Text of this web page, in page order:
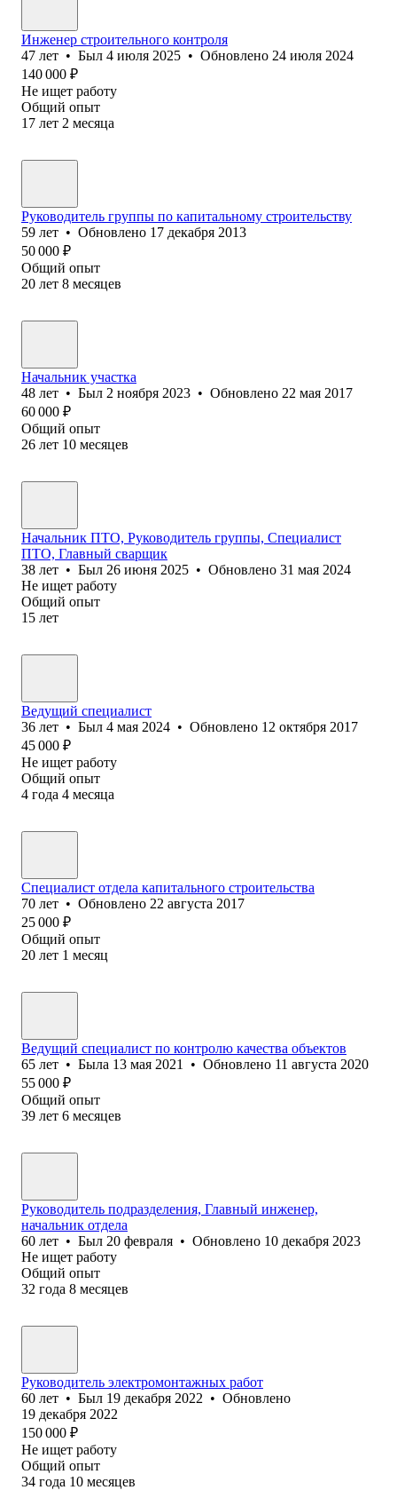
Инженер строительного контроля
47 лет • Был 4 июля 2025 • Обновлено 24 июля 2024
140 000 ₽
Не ищет работу
Общий опыт
17 лет 2 месяца
Руководитель группы по капитальному строительству
59 лет • Обновлено 17 декабря 2013
50 000 ₽
Общий опыт
20 лет 8 месяцев
Начальник участка
48 лет • Был 2 ноября 2023 • Обновлено 22 мая 2017
60 000 ₽
Общий опыт
26 лет 10 месяцев
Начальник ПТО, Руководитель группы, Специалист
ПТО, Главный сварщик
38 лет • Был 26 июня 2025 • Обновлено 31 мая 2024
Не ищет работу
Общий опыт
15 лет
Ведущий специалист
36 лет • Был 4 мая 2024 • Обновлено 12 октября 2017
45 000 ₽
Не ищет работу
Общий опыт
4 года 4 месяца
Специалист отдела капитального строительства
70 лет • Обновлено 22 августа 2017
25 000 ₽
Общий опыт
20 лет 1 месяц
Ведущий специалист по контролю качества объектов
65 лет • Была 13 мая 2021 • Обновлено 11 августа 2020
55 000 ₽
Общий опыт
39 лет 6 месяцев
Руководитель подразделения, Главный инженер,
начальник отдела
60 лет • Был 20 февраля • Обновлено 10 декабря 2023
Не ищет работу
Общий опыт
32 года 8 месяцев
Руководитель электромонтажных работ
60 лет • Был 19 декабря 2022 • Обновлено
19 декабря 2022
150 000 ₽
Не ищет работу
Общий опыт
34 года 10 месяцев